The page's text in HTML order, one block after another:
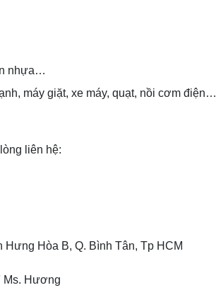
nhựa…
máy giặt, xe máy, quạt, nồi cơm điện…
liên hệ:
Hòa B, Q. Bình Tân, Tp HCM
Ms. Hương